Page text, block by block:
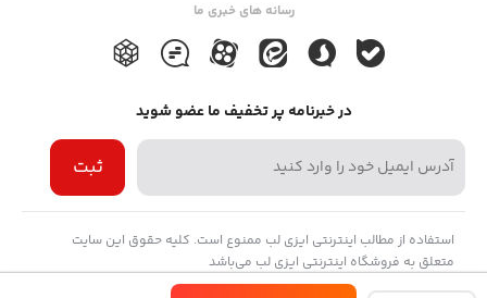
همولیز ناخالص رد کردن
لیپمی ناخالص خوب
icterus ناخالص رد کردن
اطلاعات پایداری نمونه
رسانه های خبری ما
در خبرنامه پر تخفیف ما عضو شوید
ثبت
استفاده از مطالب اینترنتی ایزی لب ممنوع است. کلیه حقوق این سایت
متعلق به فروشگاه اینترنتی ایزی لب می‌باشد